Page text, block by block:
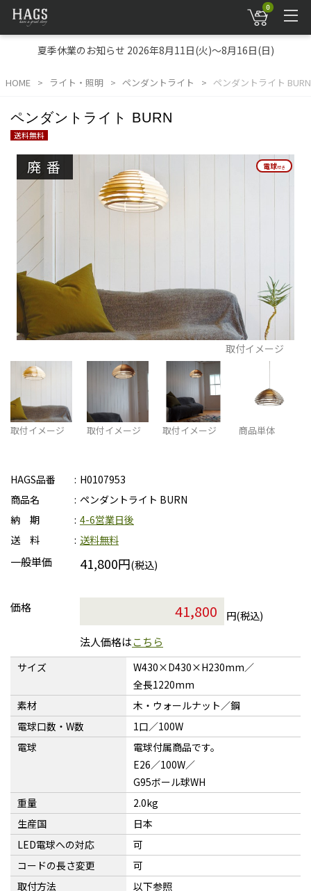
0
夏季休業のお知らせ 2026年8月11日(火)～8月16日(日)
HOME ライト・照明 ペンダントライト ペンダントライト BURN
ペンダントライト BURN
送料無料
廃番 電球付き
電球付き
取付イメージ
取付イメージ 取付イメージ 取付イメージ 商品単体
HAGS品番
H0107953
商品名
ペンダントライト BURN
納 期
4-6営業日後
送 料
送料無料
一般単価 41,800円(税込)
価格
円(税込)
法人価格はこちら
サイズ
W430×D430×H230mm／
全長1220mm
素材
木・ウォールナット／鋼
電球口数・W数
1口／100W
電球
電球付属商品です。
E26／100W／
G95ボール球WH
重量
2.0kg
生産国
日本
LED電球への対応
可
コードの長さ変更
可
取付方法
以下参照